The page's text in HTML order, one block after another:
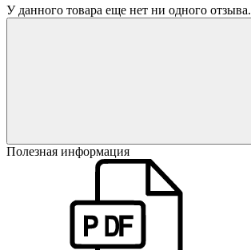
У данного товара еще нет ни одного отзыва.
Полезная информация